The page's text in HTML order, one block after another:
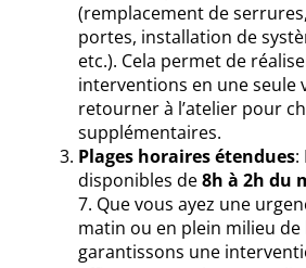
(remplacement de
portes, installation de
etc.). Cela permet de
interventions en une seule
retourner à l’atelier pour
supplémentaires.
Plages horaires étendues:
disponibles de8h à 2h du
7. Que vous ayez une
matin ou en plein milieu de
garantissons une